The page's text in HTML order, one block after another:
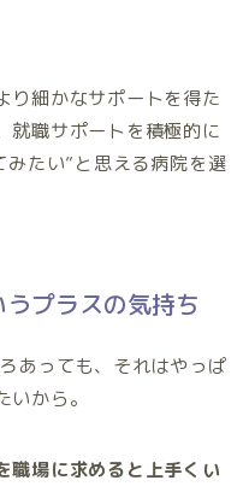
り細かなサポートを得た
就職サポートを積極的に
たい”と思える病院を選
プラスの気持ち
あっても、それはやっぱ
から。
職場に求めると上手くい